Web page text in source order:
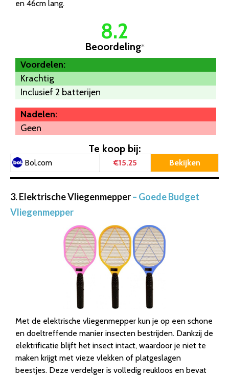
en 46cm lang.
8.2
Beoordeling*
Voordelen:
Krachtig
Inclusief 2 batterijen
Nadelen:
Geen
Te koop bij:
Bol.com €15.25 Bekijken
3. Elektrische Vliegenmepper– Goede Budget
Vliegenmepper
Met de elektrische vliegenmepper kun je op een schone
en doeltreffende manier insecten bestrijden. Dankzij de
elektrificatie blijft het insect intact, waardoor je niet te
maken krijgt met vieze vlekken of platgeslagen
beestjes. Deze verdelger is volledig reukloos en bevat